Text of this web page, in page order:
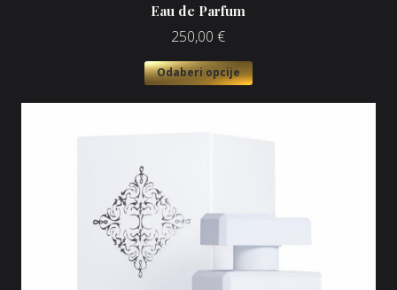
Eau de Parfum
250,00 €
Odaberi opcije